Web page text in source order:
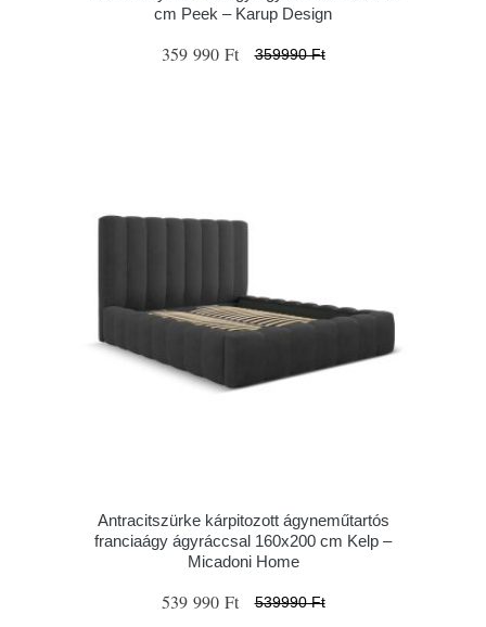
cm Peek – Karup Design
359 990 Ft 359990 Ft
Antracitszürke kárpitozott ágyneműtartós
franciaágy ágyráccsal 160x200 cm Kelp –
Micadoni Home
539 990 Ft 539990 Ft